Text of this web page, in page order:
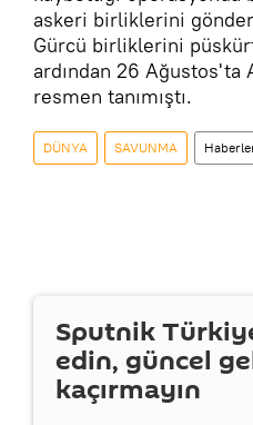
askeri birliklerini
Gürcü birliklerini
ardından 26 Ağustos'ta
resmen tanımıştı.
DÜNYA SAVUNMA
Sputnik
edin, güncel
kaçırmayın